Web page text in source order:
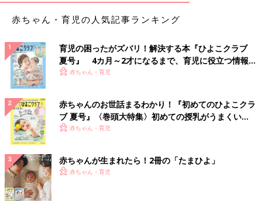
じていましたが、そういう個性も囲碁の上達に役立っていたかも
しれません。
――プロを意識し始めたのはいつごろですか？
藤田 年中のときには 幼稚園
で準優勝し、年長のときにはくらしき吉備真備杯・大阪府予選低
学年の部で優勝しました。それらの大会で活躍した子どもは、将
来的にプロを目指す子が多いと聞いていました。そこから、私も
怜央もプロを意識するようになったと思います。私の仕事場の鍼
灸院で毎日練習をし、囲碁道場に通ったり、師匠に指導してもら
ったりして練習を重ねました。
――怜央くんは2020年に日本棋院関西総本部のプロ候補生の院
生に認められ、2022年7月に関西棋院が設けた「英才特別採用規
赤ちゃん・育児の人気記事ランキング
育児の困ったがズバリ！解決する本『ひよこクラブ
夏号』 4カ月～2才になるまで、育児に役立つ情報が
いっぱい！
赤ちゃん・育児
赤ちゃんのお世話まるわかり！『初めてのひよこクラ
ブ 夏号』〈巻頭大特集〉初めての授乳がうまくい
く！ おっぱい・ミルクの基本と夏のトラブル 解決テ
赤ちゃん・育児
赤ちゃんが生まれたら！2冊の「たまひよ」
赤ちゃん・育児